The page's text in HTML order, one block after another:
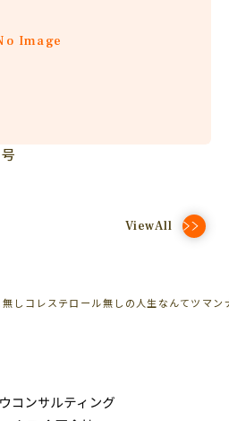
Image
ViewAll
無しコレステロール無しの人生なんてツマ